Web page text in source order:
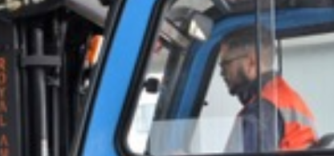
Reportajes
Columnas
Música Clásica
Especiales